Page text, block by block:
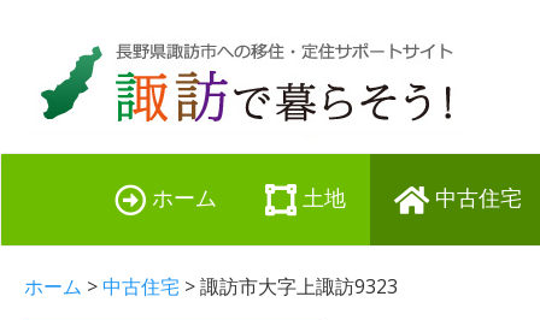
ホーム 土地 中古住宅
ホーム >中古住宅 > 諏訪市大字上諏訪9323